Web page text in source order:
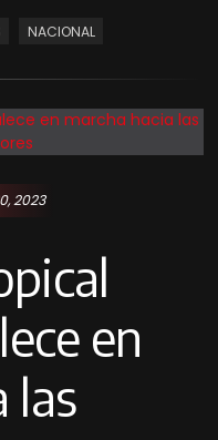
NACIONAL
2023
en
las